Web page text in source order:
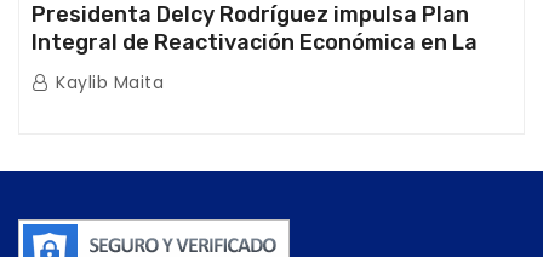
Presidenta Delcy Rodríguez impulsa Plan
Integral de Reactivación Económica en La
Guaira
Kaylib Maita